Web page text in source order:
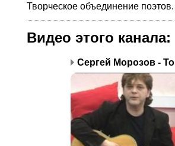
Творческое объединение поэтов.
Видео этого канала: